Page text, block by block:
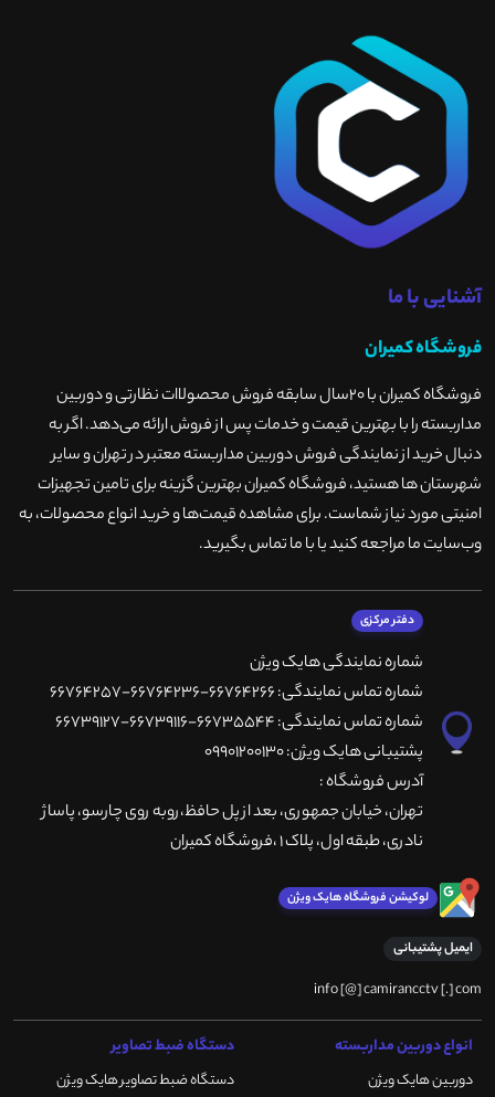
آشنایی با ما
فروشگاه کمیران
فروشگاه کمیران با ۲۰سال سابقه فروش محصولاات نظارتی و دوربین
مداربسته را با بهترین قیمت و خدمات پس از فروش ارائه می‌دهد. اگر به
دنبال خرید از نمایندگی فروش دوربین مداربسته معتبر در تهران و سایر
شهرستان ها هستید، فروشگاه کمیران بهترین گزینه برای تامین تجهیزات
امنیتی مورد نیاز شماست. برای مشاهده قیمت‌ها و خرید انواع محصولات، به
وب‌سایت ما مراجعه کنید یا با ما تماس بگیرید.
دفتر مرکزی
شماره نمایندگی هایک ویژن
شماره تماس نمایندگی: 66764266-66764236-66764257
شماره تماس نمایندگی: 66735544-66739116-66739127
پشتیبانی هایک ویژن: 09901200130
آدرس فروشگاه :
تهران، خيابان جمهوری، بعد از پل حافظ،روبه روی چارسو، پاساژ
نادری، طبقه اول، پلاک 1 ،فروشگاه کمیران
لوکیشن فروشگاه هایک ویژن
ایمیل پشتیبانی
info [@] camirancctv [.] com
انواع دوربین مداربسته
دوربین هایک ویژن
دستگاه ضبط تصاویر
دستگاه ضبط تصاویر هایک ویژن